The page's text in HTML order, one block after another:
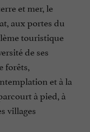
et mer, le
aux portes du
touristique
de ses
forêts,
et à la
à pied, à
villages